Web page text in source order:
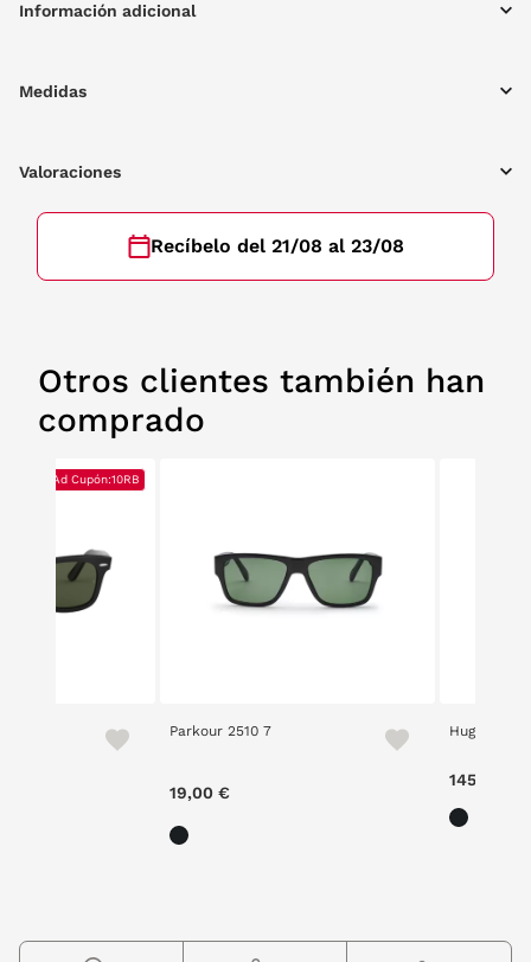
Información adicional
Medidas
Valoraciones
Recíbelo del 21/08 al 23/08
Otros clientes también han
comprado
10% Ad Cupón:10RB
10% Ad Cupón:10RB
Parkour 2510 7
19,00 €
Hugo 1259/
145,00 €